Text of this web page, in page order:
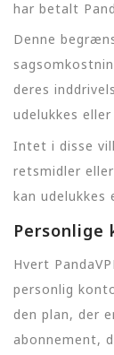
har betalt
Denne
deres
udelukkes
Intet i disse
retsmidler
kan
Personlige
Hvert
personlig
den plan, der
abonnement,